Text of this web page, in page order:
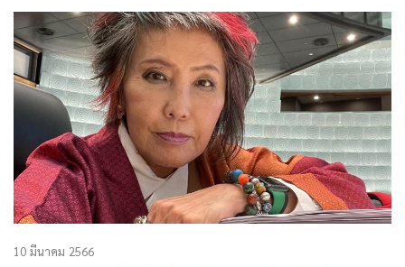
ทั้งจากพรรคใหญ่
10 มีนาคม 2566